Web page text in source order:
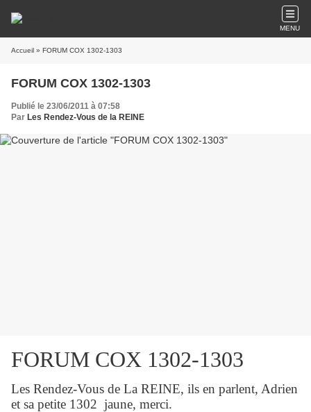
MENU
Accueil » FORUM COX 1302-1303
FORUM COX 1302-1303
Publié le 23/06/2011 à 07:58
Par Les Rendez-Vous de la REINE
FORUM COX 1302-1303
Les Rendez-Vous de La REINE, ils en parlent, Adrien
et sa petite 1302 jaune, merci.